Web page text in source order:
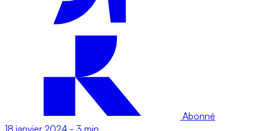
Abonné
18 janvier 2024 - 3 min